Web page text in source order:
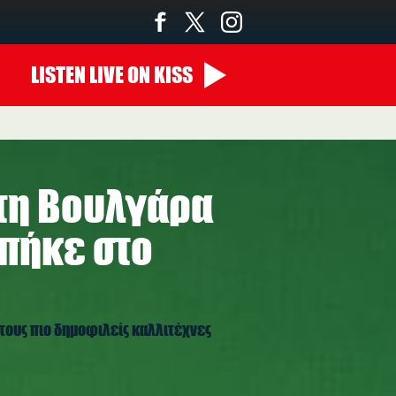
00:00 - 07:00
LISTEN LIVEON KISS
Βουλγάρα
στο
πιο δημοφιλείς καλλιτέχνες